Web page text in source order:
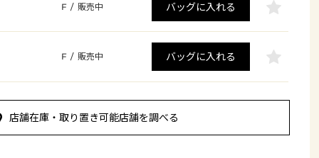
F / 販売中 バッグに入れる
F / 販売中 バッグに入れる
店舗在庫・取り置き可能店舗を調べる